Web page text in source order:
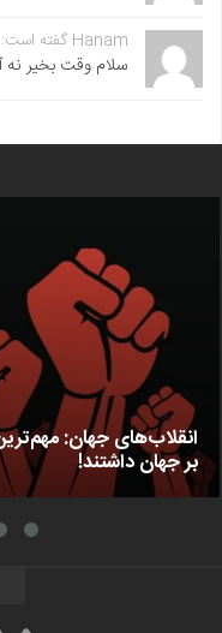
Hanam گفته است:
سلام وقت بخیر نه
انقلاب‌های جهان:
بر جهان داشتند!